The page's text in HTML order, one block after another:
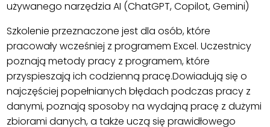
używanego narzędzia AI (ChatGPT, Copilot, Gemini)
Szkolenie przeznaczone jest dla osób, które
pracowały wcześniej z programem Excel. Uczestnicy
poznają metody pracy z programem, które
przyspieszają ich codzienną pracę.Dowiadują się o
najczęściej popełnianych błędach podczas pracy z
danymi, poznają sposoby na wydajną pracę z dużymi
zbiorami danych, a także uczą się prawidłowego